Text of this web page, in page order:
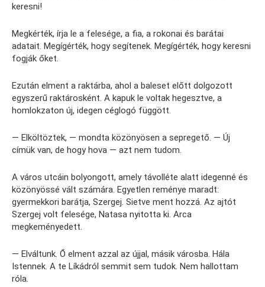
keresni!
Megkérték, írja le a felesége, a fia, a rokonai és barátai
adatait. Megígérték, hogy segítenek. Megígérték, hogy keresni
fogják őket.
Ezután elment a raktárba, ahol a baleset előtt dolgozott
egyszerű raktárosként. A kapuk le voltak hegesztve, a
homlokzaton új, idegen céglogó függött.
— Elköltöztek, — mondta közönyösen a sepregető. — Új
címük van, de hogy hova — azt nem tudom.
A város utcáin bolyongott, amely távolléte alatt idegenné és
közönyössé vált számára. Egyetlen reménye maradt:
gyermekkori barátja, Szergej. Sietve ment hozzá. Az ajtót
Szergej volt felesége, Natasa nyitotta ki. Arca
megkeményedett.
— Elváltunk. Ő elment azzal az újjal, másik városba. Hála
Istennek. A te Líkádról semmit sem tudok. Nem hallottam
róla.